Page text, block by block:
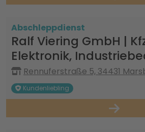
Abschleppdienst
Ralf Viering GmbH |
Elektronik,
Rennuferstraße 5, 34431
Kundenliebling